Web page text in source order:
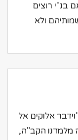
בנ"י רוצים
ולא
אלוקים אל
מלמדנו הקב"ה,